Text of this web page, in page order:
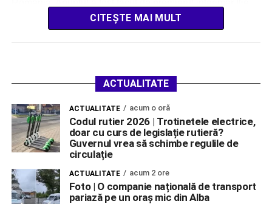
CITEȘTE MAI MULT
ACTUALITATE
ACTUALITATE acum o oră
Codul rutier 2026 | Trotinetele electrice,
doar cu curs de legislație rutieră?
Guvernul vrea să schimbe regulile de
circulație
ACTUALITATE acum 2 ore
Foto | O companie națională de transport
pariază pe un oraș mic din Alba